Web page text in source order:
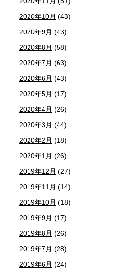
2020年10月 (43)
2020年9月 (43)
2020年8月 (58)
2020年7月 (63)
2020年6月 (43)
2020年5月 (17)
2020年4月 (26)
2020年3月 (44)
2020年2月 (18)
2020年1月 (26)
2019年12月 (27)
2019年11月 (14)
2019年10月 (18)
2019年9月 (17)
2019年8月 (26)
2019年7月 (28)
2019年6月 (24)